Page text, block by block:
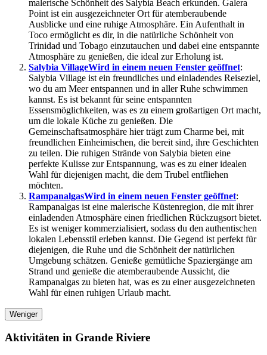
malerische Schönheit des Salybia Beach erkunden. Galera
Point ist ein ausgezeichneter Ort für atemberaubende
Ausblicke und eine ruhige Atmosphäre. Ein Aufenthalt in
Toco ermöglicht es dir, in die natürliche Schönheit von
Trinidad und Tobago einzutauchen und dabei eine entspannte
Atmosphäre zu genießen, die ideal zur Erholung ist.
Salybia VillageWird in einem neuen Fenster geöffnet:
Salybia Village ist ein freundliches und einladendes Reiseziel,
wo du am Meer entspannen und in aller Ruhe schwimmen
kannst. Es ist bekannt für seine entspannten
Essensmöglichkeiten, was es zu einem großartigen Ort macht,
um die lokale Küche zu genießen. Die
Gemeinschaftsatmosphäre hier trägt zum Charme bei, mit
freundlichen Einheimischen, die bereit sind, ihre Geschichten
zu teilen. Die ruhigen Strände von Salybia bieten eine
perfekte Kulisse zur Entspannung, was es zu einer idealen
Wahl für diejenigen macht, die dem Trubel entfliehen
möchten.
RampanalgasWird in einem neuen Fenster geöffnet:
Rampanalgas ist eine malerische Küstenregion, die mit ihrer
einladenden Atmosphäre einen friedlichen Rückzugsort bietet.
Es ist weniger kommerzialisiert, sodass du den authentischen
lokalen Lebensstil erleben kannst. Die Gegend ist perfekt für
diejenigen, die Ruhe und die Schönheit der natürlichen
Umgebung schätzen. Genieße gemütliche Spaziergänge am
Strand und genieße die atemberaubende Aussicht, die
Rampanalgas zu bieten hat, was es zu einer ausgezeichneten
Wahl für einen ruhigen Urlaub macht.
Weniger
Aktivitäten in Grande Riviere